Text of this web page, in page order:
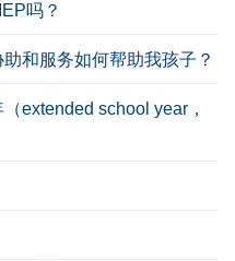
吗？
和服务如何帮助我孩子？
extended school year，